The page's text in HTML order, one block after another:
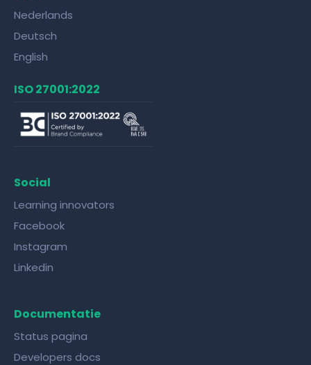
Nederlands
Deutsch
English
ISO 27001:2022
Social
Learning innovators
Facebook
Instagram
Linkedin
Documentatie
Status pagina
Developers docs